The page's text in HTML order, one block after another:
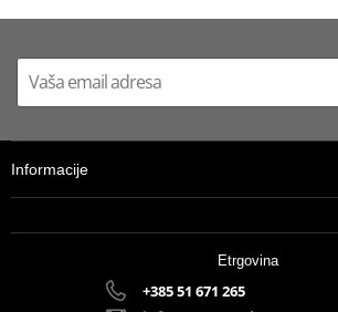
ml (ideal for workshops)
Informacije
Etrgovina
+385 51 671 265